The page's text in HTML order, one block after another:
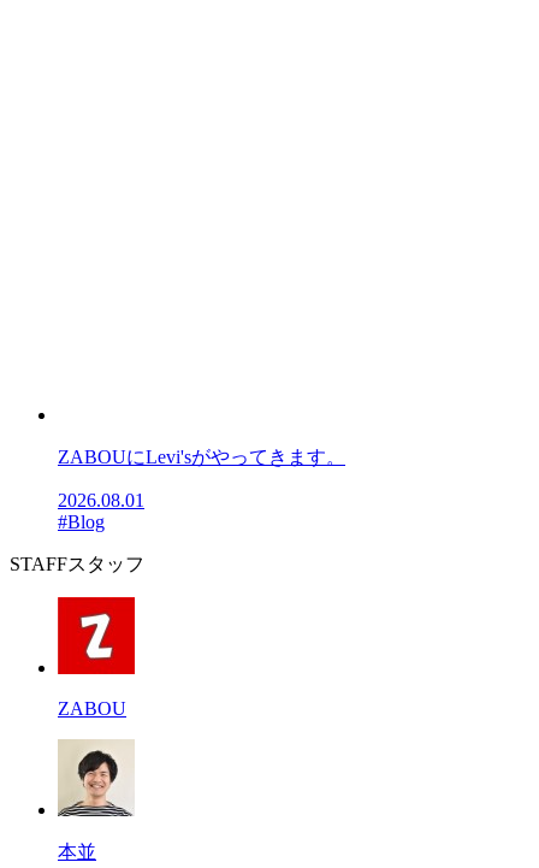
ZABOUにLevi'sがやってきます。
2026.08.01
#Blog
STAFFスタッフ
ZABOU
本並